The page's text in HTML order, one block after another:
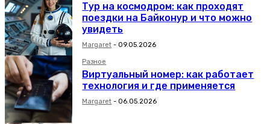
Тур на космодром: как проходят
поездки на Байконур и что можно
увидеть
Margaret - 09.05.2026
Разное
Виртуальный номер: как работает
технология и где применяется
Margaret - 06.05.2026